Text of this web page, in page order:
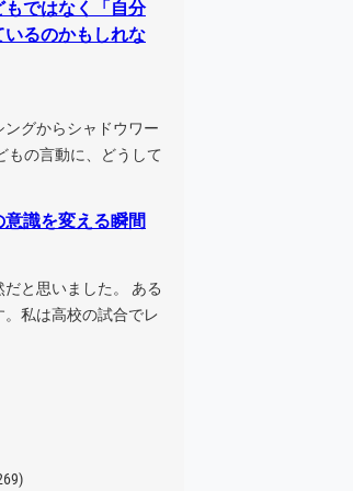
ではなく「自分
るのかもしれな
ングからシャドウワー
もの言動に、どうして
識を変える瞬間
と思いました。 ある
私は高校の試合でレ